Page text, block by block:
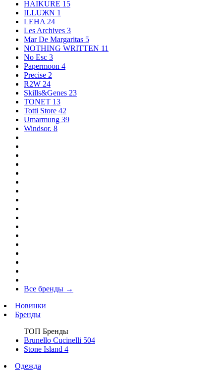
HAIKURE 15
ILLUЖN 1
LEHA 24
Les Archives 3
Mar De Margaritas 5
NOTHING WRITTEN 11
No Esc 3
Papermoon 4
Precise 2
R2W 24
Skills&Genes 23
TONET 13
Totti Store 42
Umarmung 39
Windsor. 8
Все бренды →
Новинки
Бренды
ТОП Бренды
Brunello Cucinelli 504
Stone Island 4
Одежда